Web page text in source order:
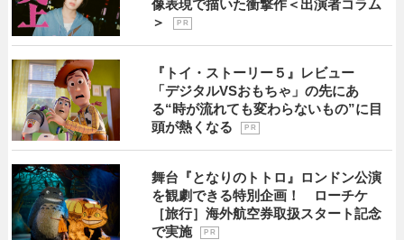
像表現で描いた衝撃作＜出演者コラム
＞
P R
『トイ・ストーリー５』レビュー
「デジタルVSおもちゃ」の先にあ
る“時が流れても変わらないもの”に目
頭が熱くなる
P R
舞台『となりのトトロ』ロンドン公演
を観劇できる特別企画！ ローチケ
［旅行］海外航空券取扱スタート記念
で実施
P R